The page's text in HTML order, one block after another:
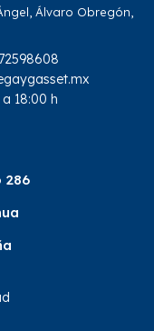
Álvaro Obregón,
18:00 h
286